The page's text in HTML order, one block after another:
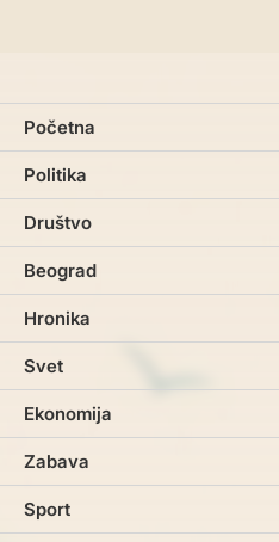
Početna
Politika
Društvo
Beograd
Hronika
Svet
Ekonomija
Zabava
Sport